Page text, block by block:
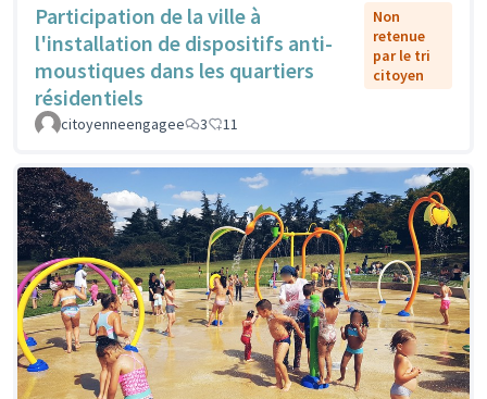
Participation de la ville à
l'installation de dispositifs anti-
moustiques dans les quartiers
résidentiels
Non
retenue
par le tri
citoyen
citoyenneengagee 3 11